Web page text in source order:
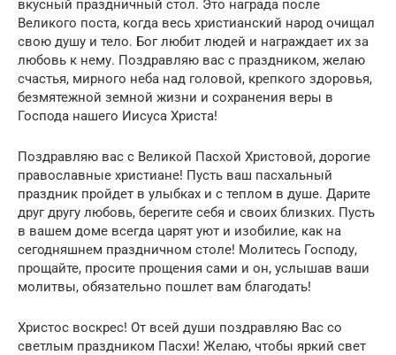
вкусный праздничный стол. Это награда после
Великого поста, когда весь христианский народ очищал
свою душу и тело. Бог любит людей и награждает их за
любовь к нему. Поздравляю вас с праздником, желаю
счастья, мирного неба над головой, крепкого здоровья,
безмятежной земной жизни и сохранения веры в
Господа нашего Иисуса Христа!
Поздравляю вас с Великой Пасхой Христовой, дорогие
православные христиане! Пусть ваш пасхальный
праздник пройдет в улыбках и с теплом в душе. Дарите
друг другу любовь, берегите себя и своих близких. Пусть
в вашем доме всегда царят уют и изобилие, как на
сегодняшнем праздничном столе! Молитесь Господу,
прощайте, просите прощения сами и он, услышав ваши
молитвы, обязательно пошлет вам благодать!
Христос воскрес! От всей души поздравляю Вас со
светлым праздником Пасхи! Желаю, чтобы яркий свет